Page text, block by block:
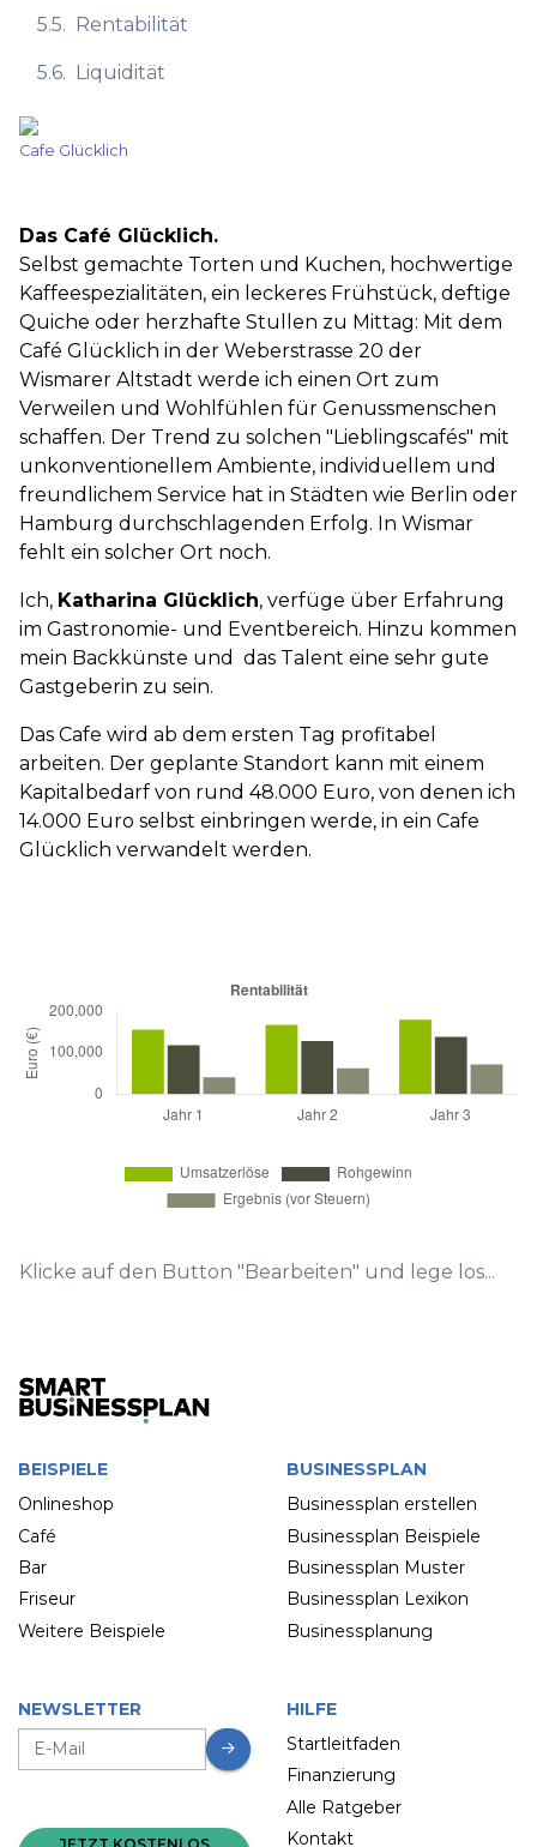
5.5. Rentabilität
5.6. Liquidität
Cafe Glücklich
Das Café Glücklich.
Selbst gemachte Torten und Kuchen, hochwertige
Kaffeespezialitäten, ein leckeres Frühstück, deftige
Quiche oder herzhafte Stullen zu Mittag: Mit dem
Café Glücklich in der Weberstrasse 20 der
Wismarer Altstadt werde ich einen Ort zum
Verweilen und Wohlfühlen für Genussmenschen
schaffen. Der Trend zu solchen "Lieblingscafés" mit
unkonventionellem Ambiente, individuellem und
freundlichem Service hat in Städten wie Berlin oder
Hamburg durchschlagenden Erfolg. In Wismar
fehlt ein solcher Ort noch.
Ich, Katharina Glücklich, verfüge über Erfahrung
im Gastronomie- und Eventbereich. Hinzu kommen
mein Backkünste und das Talent eine sehr gute
Gastgeberin zu sein.
Das Cafe wird ab dem ersten Tag profitabel
arbeiten. Der geplante Standort kann mit einem
Kapitalbedarf von rund 48.000 Euro, von denen ich
14.000 Euro selbst einbringen werde, in ein Cafe
Glücklich verwandelt werden.
Klicke auf den Button "Bearbeiten" und lege los...
BEISPIELE
Onlineshop
Café
Bar
Friseur
Weitere Beispiele
BUSINESSPLAN
Businessplan erstellen
Businessplan Beispiele
Businessplan Muster
Businessplan Lexikon
Businessplanung
NEWSLETTER
HILFE
Startleitfaden
Finanzierung
Alle Ratgeber
Kontakt